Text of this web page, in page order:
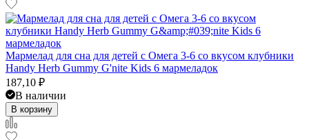
Мармелад для сна для детей с Омега 3-6 со вкусом клубники
Handy Herb Gummy G'nite Kids 6 мармеладок
187,10 ₽
В наличии
В корзину